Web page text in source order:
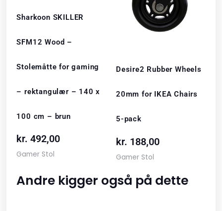
Sharkoon SKILLER
SFM12 Wood –
Stolemåtte for gaming
– rektangulær – 140 x
100 cm – brun
kr. 492,00
Gamer Stol
Desire2 Rubber Wheels
20mm for IKEA Chairs
5-pack
kr. 188,00
Gamer Stol
Andre kigger også på dette